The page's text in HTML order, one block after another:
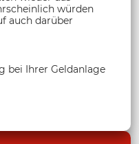
würden
auch darüber
bei Ihrer Geldanlage